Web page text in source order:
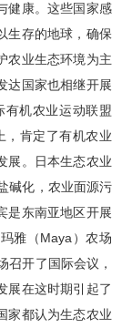
健康。这些国家感
生存的地球，确保
农业生态环境为主
达国家也相继开展
有机农业运动联盟
，肯定了有机农业
展。日本生态农业
碱化，农业面源污
是东南亚地区开展
雅（Maya）农场
召开了国际会议，
展在这时期引起了
家都认为生态农业